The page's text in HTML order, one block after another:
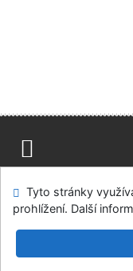
Modul OpenSearch
Ústavní soud,
Tyto stránky
prohlížení. Další